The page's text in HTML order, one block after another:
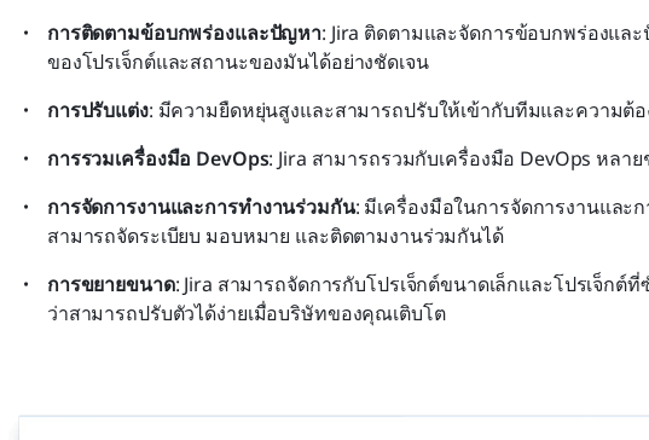
การติดตามข้อบกพร่องและปัญหา: Jira ติดตามและจัดการข้อบกพร่องแ
ของโปรเจ็กต์และสถานะของมันได้อย่างชัดเจน
การปรับแต่ง: มีความยืดหยุ่นสูงและสามารถปรับให้เข้ากับทีมและความต้อ
การรวมเครื่องมือ DevOps: Jira สามารถรวมกับเครื่องมือ DevOps หลา
การจัดการงานและการทำงานร่วมกัน: มีเครื่องมือในการจัดการงานและ
สามารถจัดระเบียบ มอบหมาย และติดตามงานร่วมกันได้
การขยายขนาด: Jira สามารถจัดการกับโปรเจ็กต์ขนาดเล็กและโปรเจ็ก
ว่าสามารถปรับตัวได้ง่ายเมื่อบริษัทของคุณเติบโต